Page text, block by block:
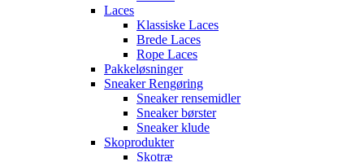
Laces
Klassiske Laces
Brede Laces
Rope Laces
Pakkeløsninger
Sneaker Rengøring
Sneaker rensemidler
Sneaker børster
Sneaker klude
Skoprodukter
Skotræ